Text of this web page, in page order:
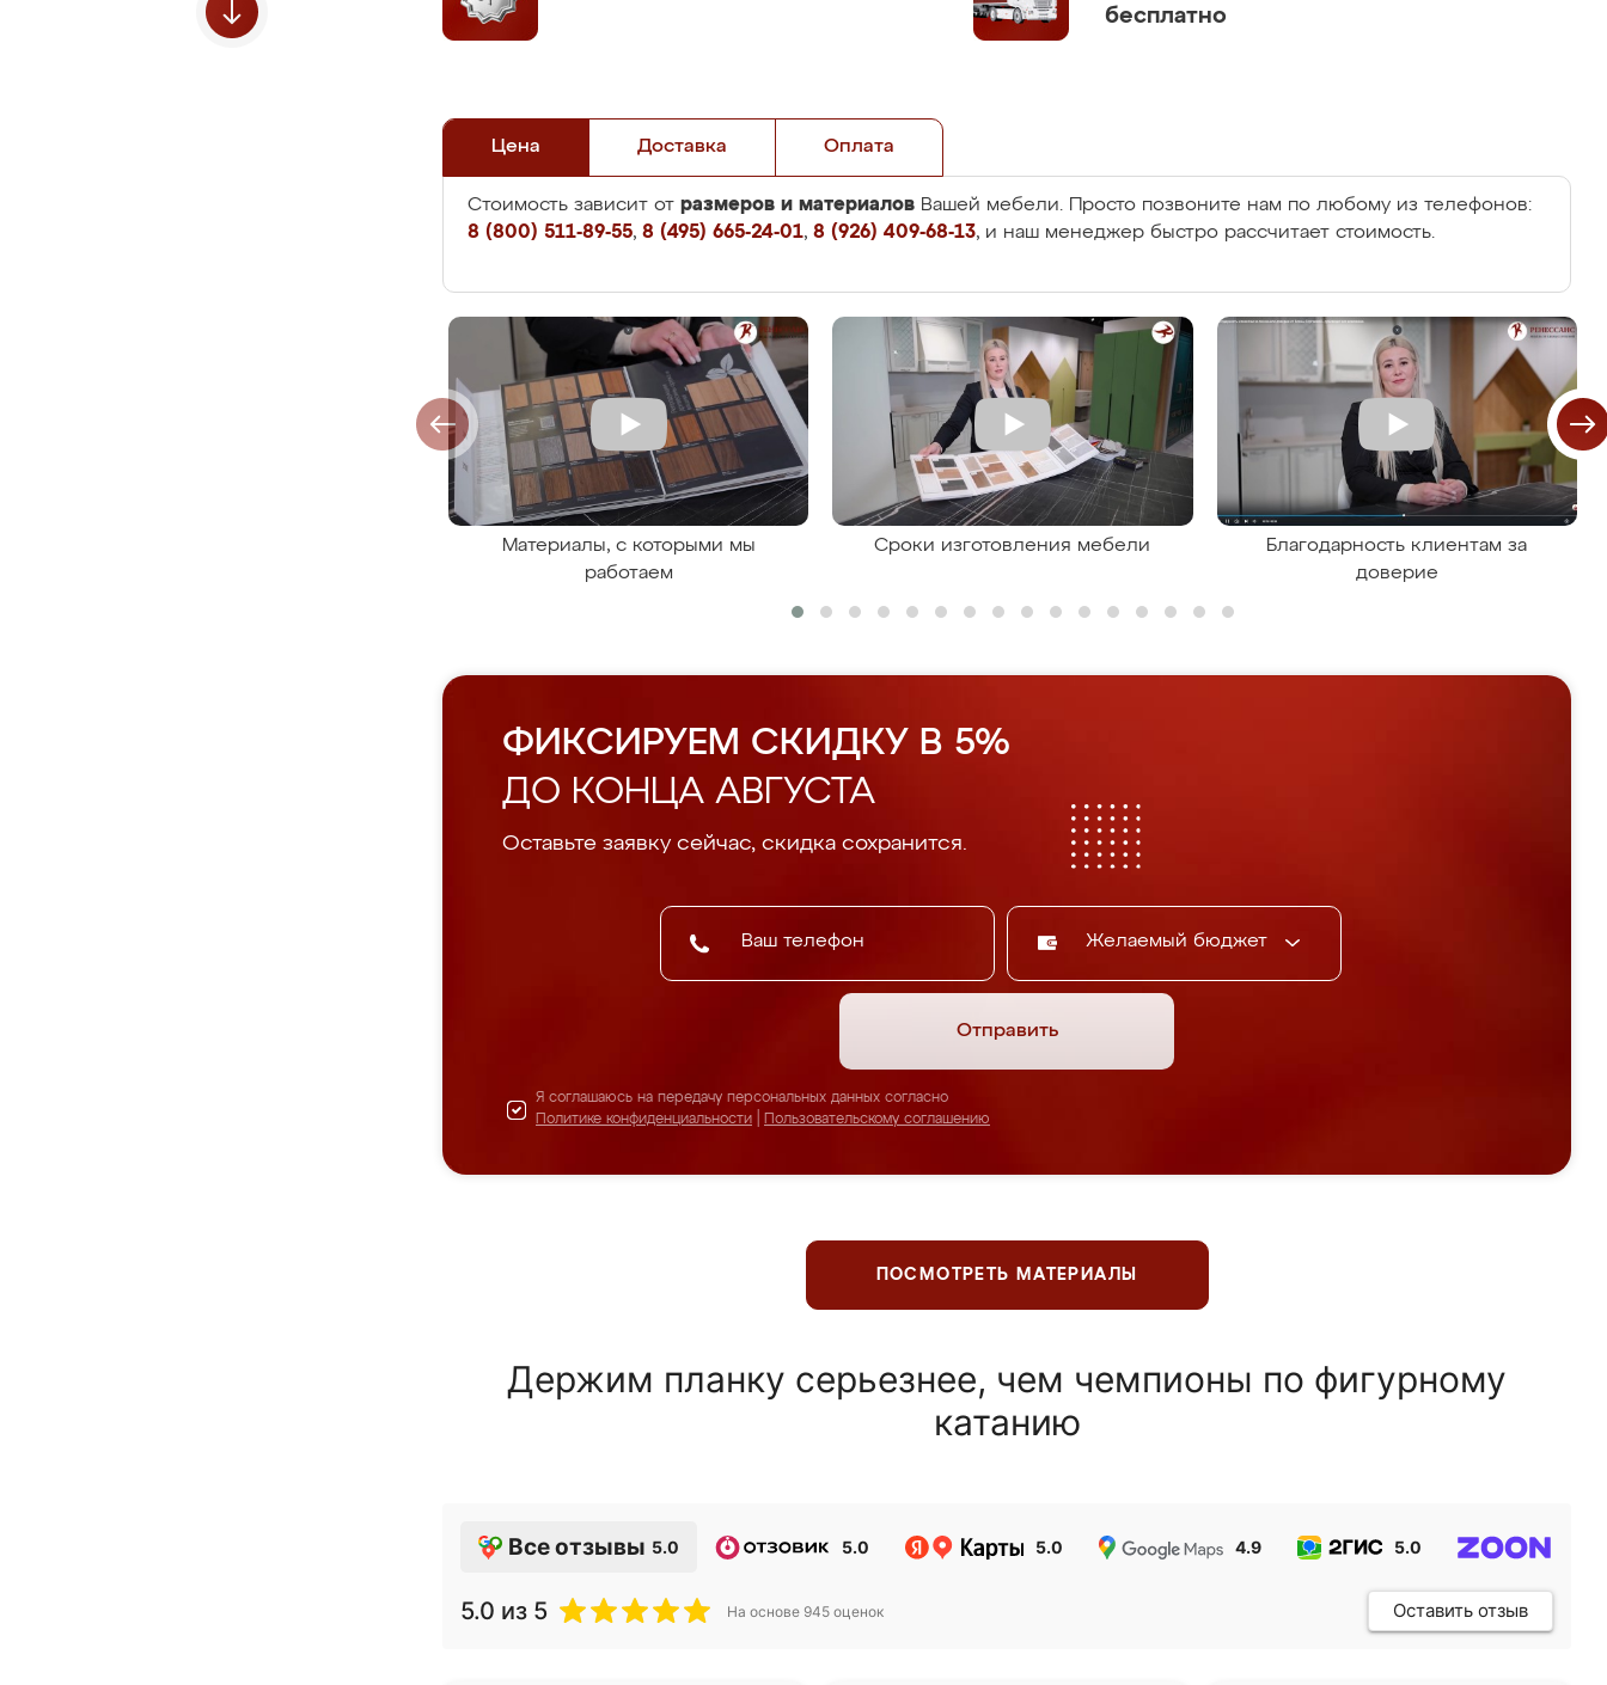
бесплатно
Цена Доставка Оплата
Стоимость зависит от размеров и материалов Вашей мебели. Просто позвоните нам по любому из телефонов:
8 (800) 511-89-55, 8 (495) 665-24-01, 8 (926) 409-68-13, и наш менеджер быстро рассчитает стоимость.
Материалы, с которыми мы
работаем
Сроки изготовления мебели
Благодарность клиентам за
доверие
ФИКСИРУЕМ СКИДКУ В 5%
ДО КОНЦА АВГУСТА
Оставьте заявку сейчас, скидка сохранится.
Желаемый бюджет
Отправить
Я соглашаюсь на передачу персональных данных согласно
Политике конфиденциальности
Пользовательскому соглашению
ПОСМОТРЕТЬ МАТЕРИАЛЫ
Держим планку серьезнее, чем чемпионы по фигурному
катанию
Все отзывы 5.0 5.0 5.0 4.9 5.0
5.0 из 5 На основе 945 оценок Оставить отзыв